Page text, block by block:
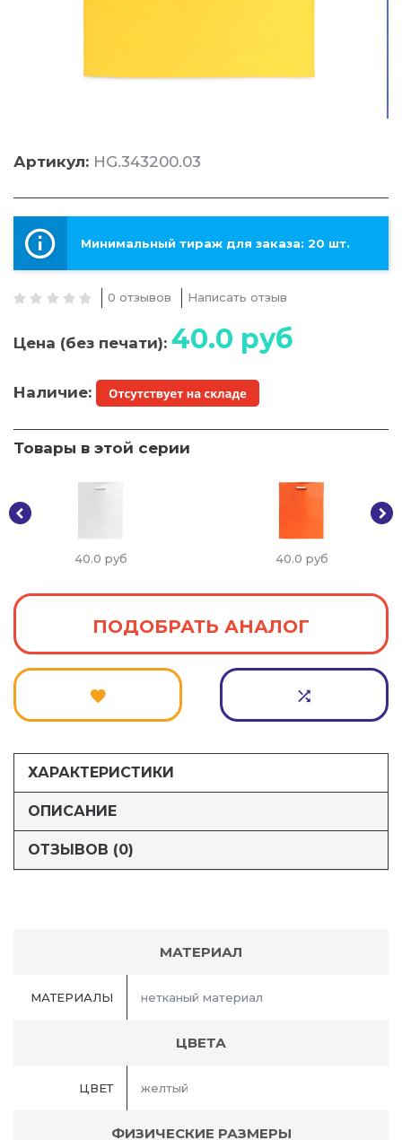
Артикул: HG.343200.03
Минимальный тираж для заказа: 20 шт.
0 отзывов Написать отзыв
Цена (без печати): 40.0 руб
Наличие:
Товары в этой серии
40.0 руб 40.0 руб
ПОДОБРАТЬ АНАЛОГ
ХАРАКТЕРИСТИКИ
ОПИСАНИЕ
ОТЗЫВОВ (0)
МАТЕРИАЛ
МАТЕРИАЛЫ нетканый материал
ЦВЕТА
ЦВЕТ желтый
ФИЗИЧЕСКИЕ РАЗМЕРЫ